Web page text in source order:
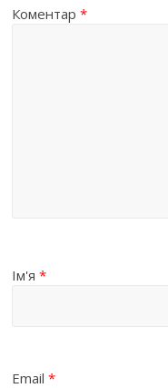
Коментар*
Ім'я*
Email*